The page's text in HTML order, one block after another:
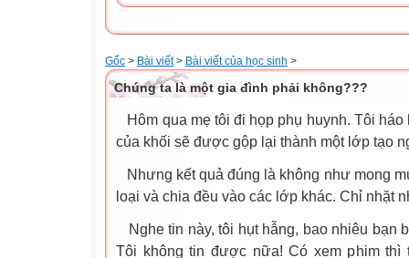
Gốc > Bài viết> Bài viết của học sinh >
Chúng ta là một gia đình phải không???
Hôm qua mẹ tôi đi họp phụ huynh. Tôi
của khối sẽ được gộp lại thành một lớp tạo
Nhưng kết quả đúng là không như mong
loại và chia đều vào các lớp khác. Chỉ nhặt
Nghe tin này, tôi hụt hẫng, bao nhiêu bạn
Tôi không tin được nữa! Có xem phim thì